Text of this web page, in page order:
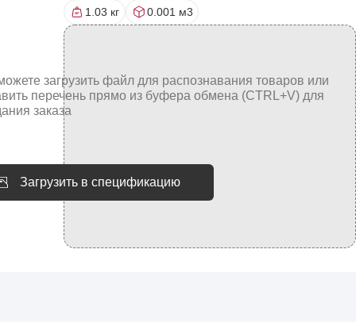
1.03 кг 0.001 м3
Загрузить в спецификацию